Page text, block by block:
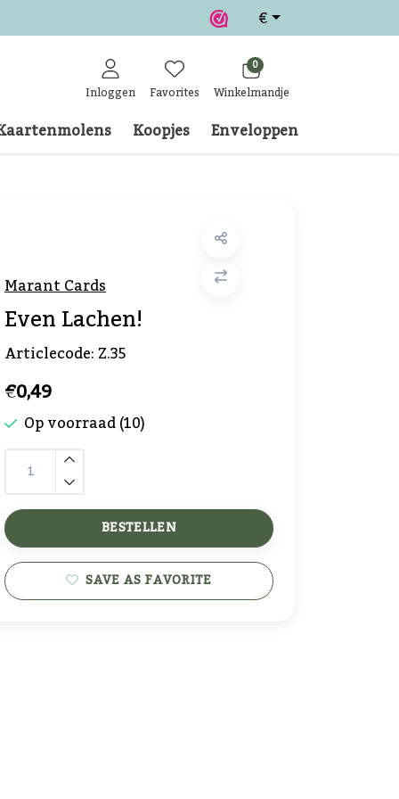
€
Inloggen Favorites
0
Winkelmandje
Koopjes Enveloppen
Marant Cards
Even Lachen!
Articlecode:Z.35
€0,49
Op voorraad (10)
BESTELLEN
SAVE AS FAVORITE